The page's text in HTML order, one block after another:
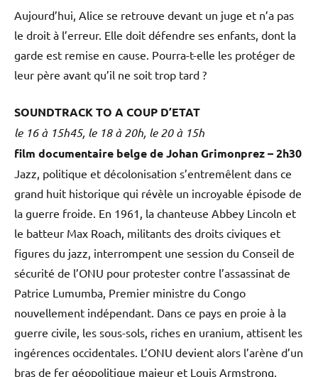
Aujourd’hui, Alice se retrouve devant un juge et n’a pas
le droit à l’erreur. Elle doit défendre ses enfants, dont la
garde est remise en cause. Pourra-t-elle les protéger de
leur père avant qu’il ne soit trop tard ?
SOUNDTRACK TO A COUP D’ETAT
le 16 à 15h45, le 18 à 20h, le 20 à 15h
film documentaire belge de Johan Grimonprez – 2h30
Jazz, politique et décolonisation s’entremêlent dans ce
grand huit historique qui révèle un incroyable épisode de
la guerre froide. En 1961, la chanteuse Abbey Lincoln et
le batteur Max Roach, militants des droits civiques et
figures du jazz, interrompent une session du Conseil de
sécurité de l’ONU pour protester contre l’assassinat de
Patrice Lumumba, Premier ministre du Congo
nouvellement indépendant. Dans ce pays en proie à la
guerre civile, les sous-sols, riches en uranium, attisent les
ingérences occidentales. L’ONU devient alors l’arène d’un
bras de fer géopolitique majeur et Louis Armstrong,